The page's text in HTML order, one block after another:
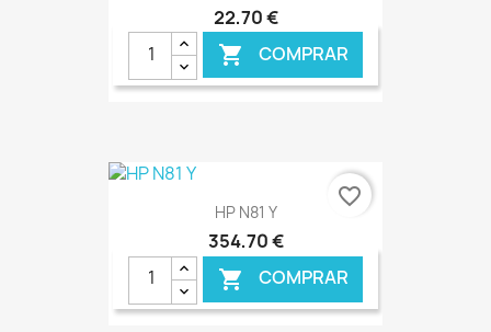
22,70 €
 COMPRAR
€ ONLINE
HP N81 Y
354,70 €
 COMPRAR
favorite_border